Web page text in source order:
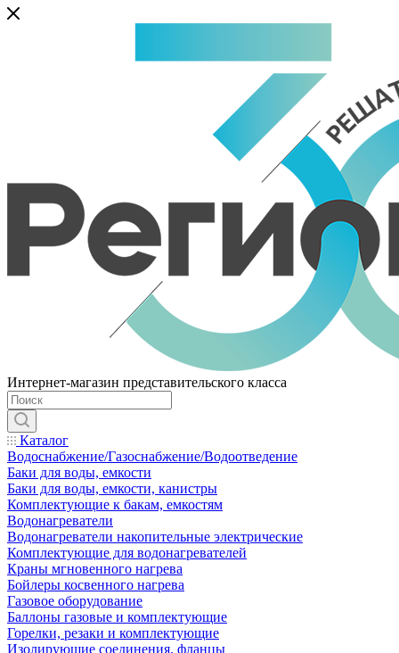
Интернет-магазин представительского класса
Каталог
Водоснабжение/Газоснабжение/Водоотведение
Баки для воды, емкости
Баки для воды, емкости, канистры
Комплектующие к бакам, емкостям
Водонагреватели
Водонагреватели накопительные электрические
Комплектующие для водонагревателей
Краны мгновенного нагрева
Бойлеры косвенного нагрева
Газовое оборудование
Баллоны газовые и комплектующие
Горелки, резаки и комплектующие
Изолирующие соединения, фланцы